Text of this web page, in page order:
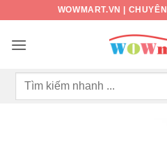
nội
WOWMART.VN |
Tìm